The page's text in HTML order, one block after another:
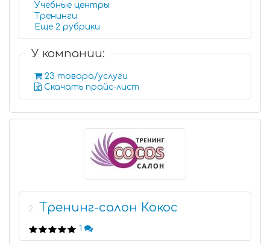
Учебные центры
Тренинги
Еще 2 рубрики
У компании:
23 товара/услуги
Скачать прайс-лист
2 Тренинг-салон Кокос
1